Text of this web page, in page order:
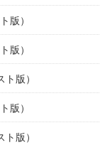
版）
版）
版）
版）
版）